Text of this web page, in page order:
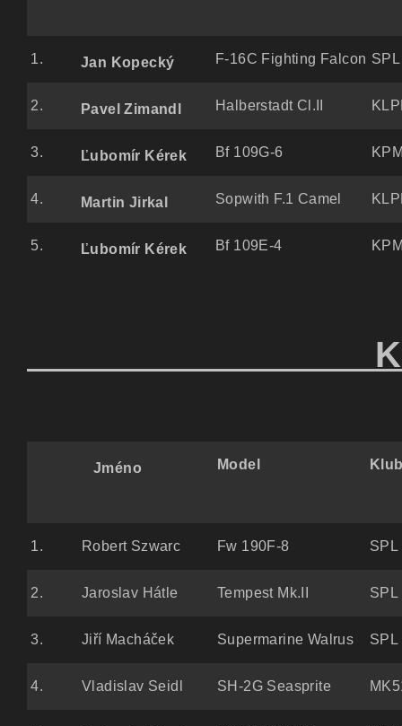
1. Jan Kopecký F-16C Fighting Falcon
2. Pavel Zimandl Halberstadt Cl.II
3. Ľubomír Kérek Bf 109G-6
4. Martin Jirkal Sopwith F.1 Camel
5. Ľubomír Kérek Bf 109E-4
Jméno Model
1. Robert Szwarc Fw 190F-8 SPL
2. Jaroslav Hátle Tempest Mk.II SPL
3. Jiří Macháček Supermarine Walrus SPL
4. Vladislav Seidl SH-2G Seasprite